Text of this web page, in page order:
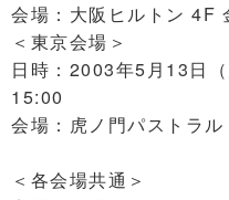
会場：大阪ヒルトン 4F
＜東京会場＞
日時：2003年5月13日
15:00
会場：虎ノ門パストラ
＜各会場共通＞